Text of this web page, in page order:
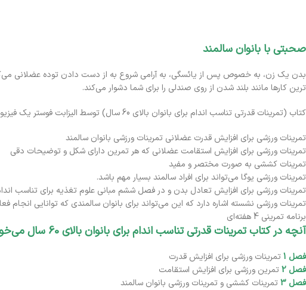
صحبتی با بانوان سالمند
ترین کارها مانند بلند شدن از روی صندلی را برای شما دشوار می‌کند.
کتاب (تمرینات قدرتی تناسب اندام برای بانوان بالای 60 سال) توسط الیزابت فوستر یک فیزیوتراپ برجسته در 8 فصل تدوین شده.
تمرینات ورزشی برای افزایش قدرت عضلانی تمرینات ورزشی بانوان سالمند
تمرینات ورزشی برای افزایش استقامت عضلانی که هر تمرین دارای شکل و توضیحات دقی
تمرینات کششی به صورت مختصر و مفید
تمرینات ورزشی یوگا می‌تواند برای افراد سالمند بسیار مهم باشد.
تمرینات ورزشی برای افزایش تعادل بدن و در فصل ششم مبانی علوم تغذیه برای تناسب
تمرینات ورزشی نشسته اشاره دارد که این می‌تواند برای بانوان سالمندی که توانایی انجام
برنامه تمرینی 4 هفته‌ای
آنچه در کتاب تمرینات قدرتی تناسب اندام برای بانوان بالای 60 سال می‌خوانید:
فصل 1
تمرینات ورزشی برای افزایش قدرت
فصل 2
تمرین ورزشی برای افزایش استقامت
فصل 3
تمرینات کششی و تمرینات ورزشی بانوان سالمند